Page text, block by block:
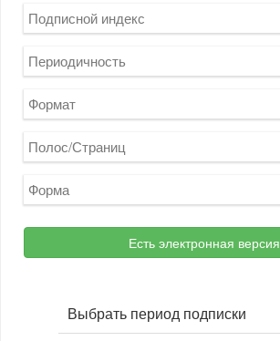
Подписной индекс
Периодичность
Формат
Полос/Страниц
Форма
Есть электронная версия
Выбрать период подписки